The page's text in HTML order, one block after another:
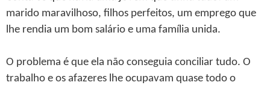
marido maravilhoso, filhos perfeitos, um emprego que
lhe rendia um bom salário e uma família unida.
O problema é que ela não conseguia conciliar tudo. O
trabalho e os afazeres lhe ocupavam quase todo o